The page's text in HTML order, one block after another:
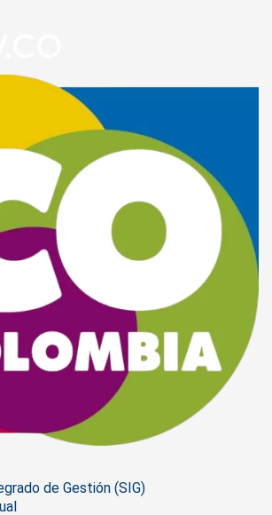
de Gestión (SIG)